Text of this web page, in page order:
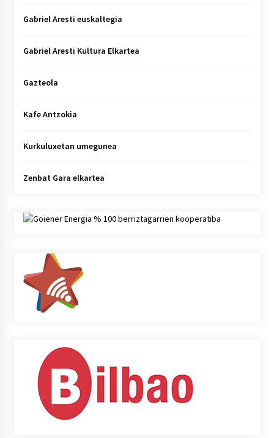
Gabriel Aresti euskaltegia
Gabriel Aresti Kultura Elkartea
Gazteola
Kafe Antzokia
Kurkuluxetan umegunea
Zenbat Gara elkartea